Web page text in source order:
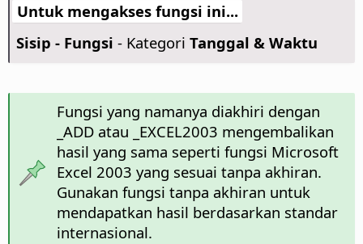
Untuk mengakses fungsi ini...
Sisip - Fungsi - Kategori Tanggal & Waktu
Fungsi yang namanya diakhiri dengan
_ADD atau _EXCEL2003 mengembalikan
hasil yang sama seperti fungsi Microsoft
Excel 2003 yang sesuai tanpa akhiran.
Gunakan fungsi tanpa akhiran untuk
mendapatkan hasil berdasarkan standar
internasional.